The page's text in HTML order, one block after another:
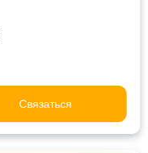
Связаться